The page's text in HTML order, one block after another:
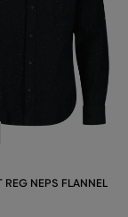
REG NEPS FLANNEL